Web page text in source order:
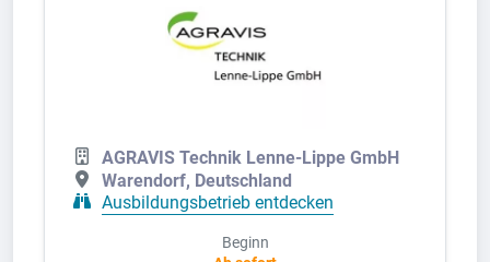
AGRAVIS Technik Lenne-Lippe GmbH
Warendorf, Deutschland
Ausbildungsbetrieb entdecken
Beginn